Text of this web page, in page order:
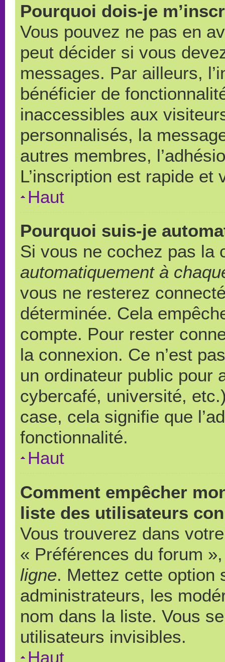
Pourquoi dois-je
Vous pouvez ne pas en
peut décider si vous
messages. Par ailleurs,
bénéficier de
inaccessibles aux
personnalisés, la
autres membres,
L’inscription est rapide et
Haut
Pourquoi suis-je
Si vous ne cochez pas la
automatiquement à
vous ne resterez
déterminée. Cela
compte. Pour rester
la connexion. Ce n’est
un ordinateur public pour
cybercafé, université,
case, cela signifie que
fonctionnalité.
Haut
Comment empêcher
liste des utilisateurs
Vous trouverez dans
« Préférences du forum
ligne. Mettez cette option
administrateurs, les
nom dans la liste. Vous
utilisateurs invisibles.
Haut